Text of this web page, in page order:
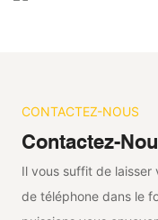
CONTACTEZ-NOUS
Contactez-
Il vous suffit de laisser
de téléphone dans le